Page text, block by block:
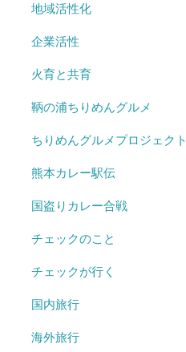
地域活性化
企業活性
火育と共育
鞆の浦ちりめんグルメ
ちりめんグルメプロジェクト
熊本カレー駅伝
国盗りカレー合戦
チェックのこと
チェックが行く
国内旅行
海外旅行